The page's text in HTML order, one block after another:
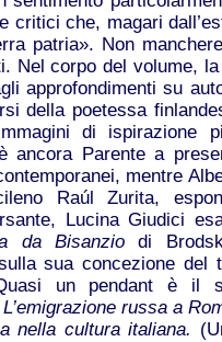
critici che, magari
patria». Non
Nel corpo del volume,
approfondimenti su
della poetessa
di ispirazione
ancora Parente a
mentre
Raúl Zurita,
Lucina Giudici
da Bisanziodi
sua concezione
un pendant è il
L’emigrazione russa a
nella cultura italiana.